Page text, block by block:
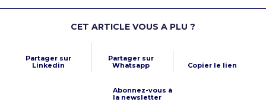
CET ARTICLE VOUS A PLU ?
Partager sur
Linkedin
Partager sur
Whatsapp
Copier le lien
Abonnez-vous à
la newsletter